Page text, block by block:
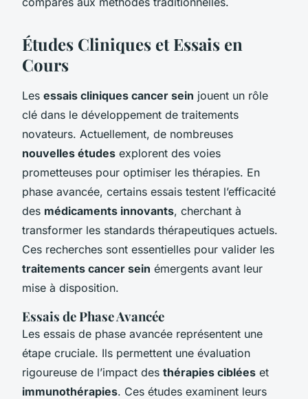
Études Cliniques et Essais en
Cours
Les essais cliniques cancer sein jouent un rôle
clé dans le développement de traitements
novateurs. Actuellement, de nombreuses
nouvelles études explorent des voies
prometteuses pour optimiser les thérapies. En
phase avancée, certains essais testent l’efficacité
des médicaments innovants, cherchant à
transformer les standards thérapeutiques actuels.
Ces recherches sont essentielles pour valider les
traitements cancer sein émergents avant leur
mise à disposition.
Essais de Phase Avancée
Les essais de phase avancée représentent une
étape cruciale. Ils permettent une évaluation
rigoureuse de l’impact des thérapies ciblées et
immunothérapies. Ces études examinent leurs